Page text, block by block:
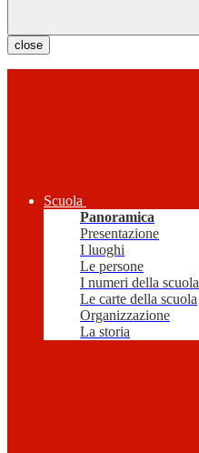
close
Scuola
Panoramica
Presentazione
I luoghi
Le persone
I numeri della scuola
Le carte della scuola
Organizzazione
La storia